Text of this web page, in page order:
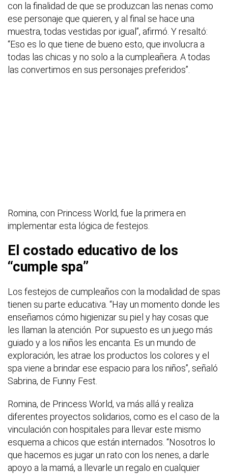
con la finalidad de que se produzcan las nenas como
ese personaje que quieren, y al final se hace una
muestra, todas vestidas por igual”, afirmó. Y resaltó:
“Eso es lo que tiene de bueno esto, que involucra a
todas las chicas y no solo a la cumpleañera. A todas
las convertimos en sus personajes preferidos”.
Romina, con Princess World, fue la primera en
implementar esta lógica de festejos.
El costado educativo de los
“cumple spa”
Los festejos de cumpleaños con la modalidad de spas
tienen su parte educativa. “Hay un momento donde les
enseñamos cómo higienizar su piel y hay cosas que
les llaman la atención. Por supuesto es un juego más
guiado y a los niños les encanta. Es un mundo de
exploración, les atrae los productos los colores y el
spa viene a brindar ese espacio para los niños”, señaló
Sabrina, de Funny Fest.
Romina, de Princess World, va más allá y realiza
diferentes proyectos solidarios, como es el caso de la
vinculación con hospitales para llevar este mismo
esquema a chicos que están internados. “Nosotros lo
que hacemos es jugar un rato con los nenes, a darle
apoyo a la mamá, a llevarle un regalo en cualquier